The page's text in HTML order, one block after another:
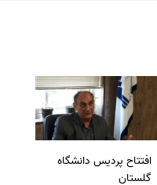
افتتاح پردیس دانشگاه
گلستان